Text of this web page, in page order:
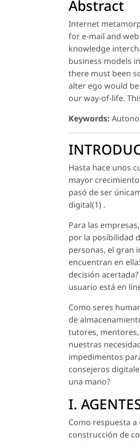
Abstract
Internet
for e-mail and
knowledge
business models
there must been
alter ego would
our way-of-life.
Keywords:
Hasta hace unos
mayor
pasó de ser
digital(1) .
Para las
por la posibilidad
personas, el gran
encuentran en
decisión
usuario está en
Como seres
de
tutores,
nuestras
impedimentos
consejeros
una mano?
I.
Como respuesta
construcción de